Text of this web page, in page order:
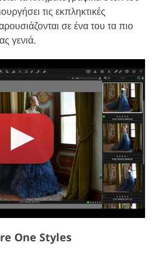
τις εκπληκτικές
σε ένα του τα πιο
γενιά.
One Styles